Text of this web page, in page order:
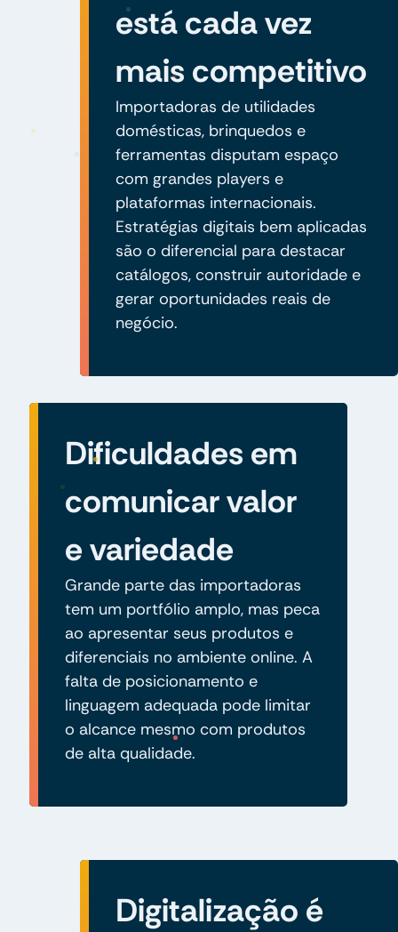
está cada vez
mais competitivo
Importadoras de utilidades
domésticas, brinquedos e
ferramentas disputam espaço
com grandes players e
plataformas internacionais.
Estratégias digitais bem aplicadas
são o diferencial para destacar
catálogos, construir autoridade e
gerar oportunidades reais de
negócio.
Dificuldades em
comunicar valor
e variedade
Grande parte das importadoras
tem um portfólio amplo, mas peca
ao apresentar seus produtos e
diferenciais no ambiente online. A
falta de posicionamento e
linguagem adequada pode limitar
o alcance mesmo com produtos
de alta qualidade.
Digitalização é